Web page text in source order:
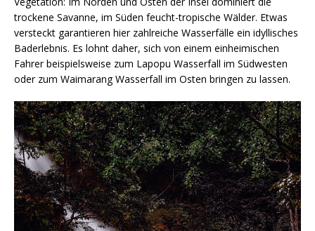
trockene Savanne, im Süden feucht-tropische Wälder. Etwas
versteckt garantieren hier zahlreiche Wasserfälle ein idyllisches
Baderlebnis. Es lohnt daher, sich von einem einheimischen
Fahrer beispielsweise zum Lapopu Wasserfall im Südwesten
oder zum Waimarang Wasserfall im Osten bringen zu lassen.